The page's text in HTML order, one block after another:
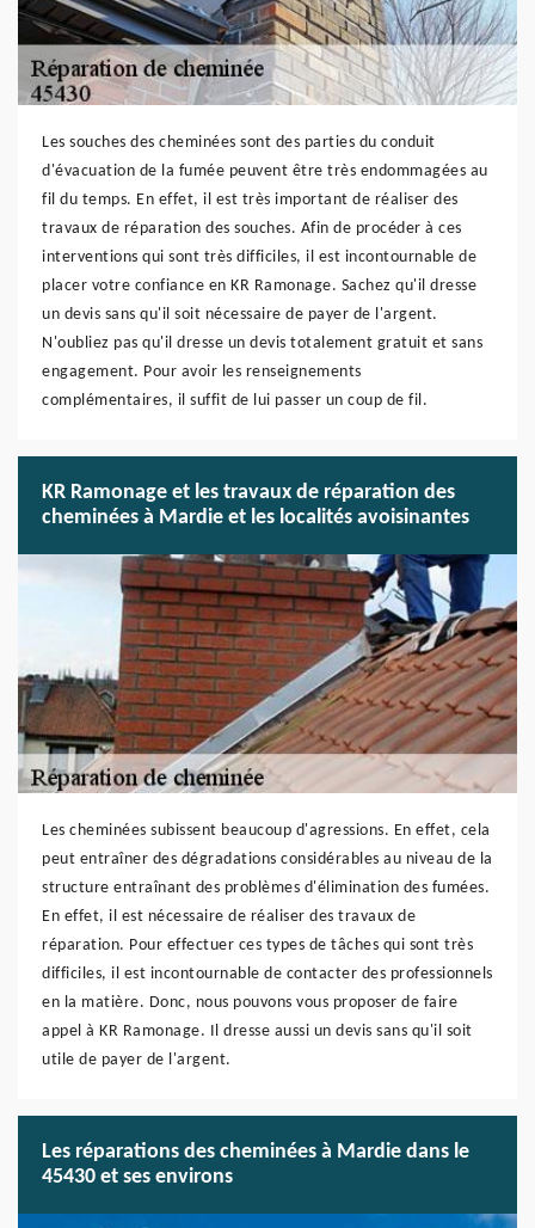
Les souches des cheminées sont des parties du conduit
d'évacuation de la fumée peuvent être très endommagées au
fil du temps. En effet, il est très important de réaliser des
travaux de réparation des souches. Afin de procéder à ces
interventions qui sont très difficiles, il est incontournable de
placer votre confiance en KR Ramonage. Sachez qu'il dresse
un devis sans qu'il soit nécessaire de payer de l'argent.
N'oubliez pas qu'il dresse un devis totalement gratuit et sans
engagement. Pour avoir les renseignements
complémentaires, il suffit de lui passer un coup de fil.
KR Ramonage et les travaux de réparation des
cheminées à Mardie et les localités avoisinantes
Les cheminées subissent beaucoup d'agressions. En effet, cela
peut entraîner des dégradations considérables au niveau de la
structure entraînant des problèmes d'élimination des fumées.
En effet, il est nécessaire de réaliser des travaux de
réparation. Pour effectuer ces types de tâches qui sont très
difficiles, il est incontournable de contacter des professionnels
en la matière. Donc, nous pouvons vous proposer de faire
appel à KR Ramonage. Il dresse aussi un devis sans qu'il soit
utile de payer de l'argent.
Les réparations des cheminées à Mardie dans le
45430 et ses environs